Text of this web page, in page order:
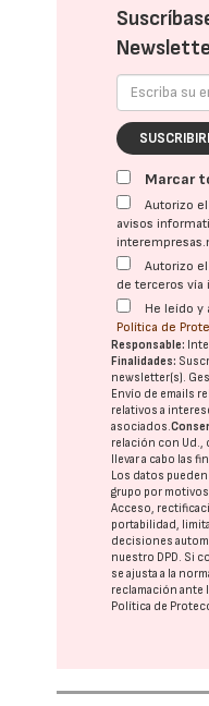
Marcar
Autorizo
avisos
Autorizo
de terceros
He leído
Política de
Responsable:
Finalidades:
newsletter(s).
Envío de emails
relativos a
asociados.
relación con Ud.,
llevar a cabo las
Los datos
grupo por
Acceso,
portabilidad,
decisiones
nuestro DPD. Si
se ajusta a la
reclamación ante
Política de